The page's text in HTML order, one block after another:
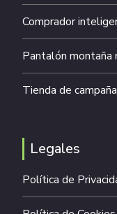
Comprador
Pantalón montaña
Tienda de
Legales
Política de